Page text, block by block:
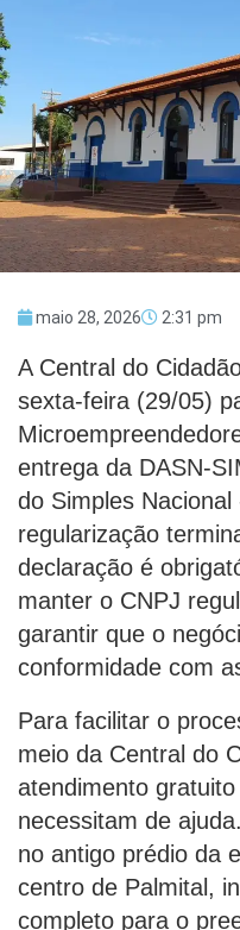
maio 28, 2026 2:31 pm
A Central do
sexta-feira (29/05)
entrega da DASN-
do Simples
regularização
declaração é
manter o CNPJ
garantir que o
conformidade com
Para facilitar o
meio da Central do
atendimento
necessitam de
no antigo prédio da
centro de Palmital,
completo para o